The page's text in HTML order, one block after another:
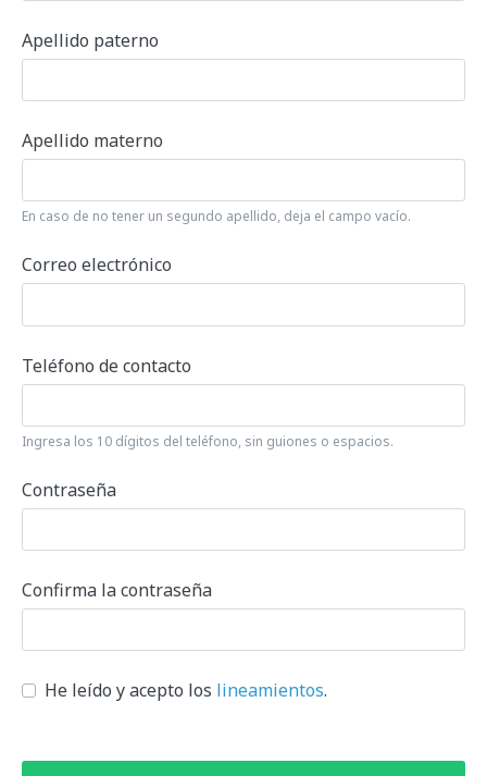
Apellido paterno
Apellido materno
En caso de no tener un segundo apellido, deja el campo vacío.
Correo electrónico
Teléfono de contacto
Ingresa los 10 dígitos del teléfono, sin guiones o espacios.
Contraseña
Confirma la contraseña
He leído y acepto los lineamientos.